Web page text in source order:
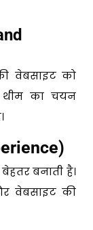
वेबसाइट को
थीम का चयन
बनाती है।
वेबसाइट की